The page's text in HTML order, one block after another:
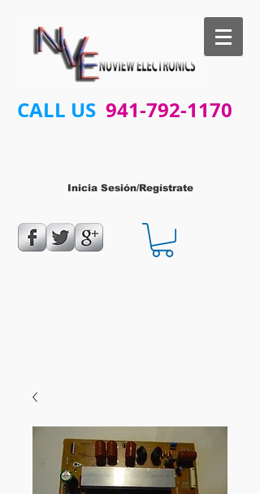
CALL US 941-792-1170
Inicia Sesión/Regístrate